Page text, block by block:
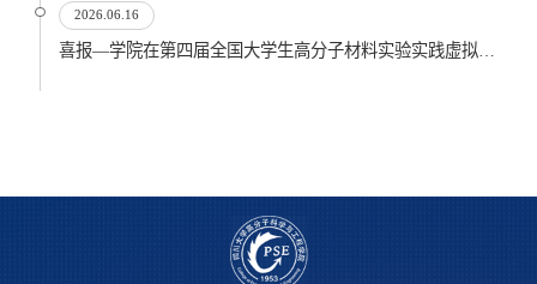
2026.06.16